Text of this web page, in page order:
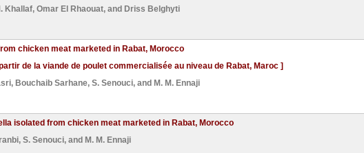
Khallaf, Omar El Rhaouat, and Driss Belghyti
chicken meat marketed in Rabat, Morocco
de la viande de poulet commercialisée au niveau de Rabat, Maroc ]
, Bouchaib Sarhane, S. Senouci, and M. M. Ennaji
isolated from chicken meat marketed in Rabat, Morocco
, S. Senouci, and M. M. Ennaji